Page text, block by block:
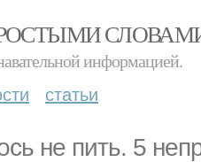
информацией.
статьи
не пить. 5